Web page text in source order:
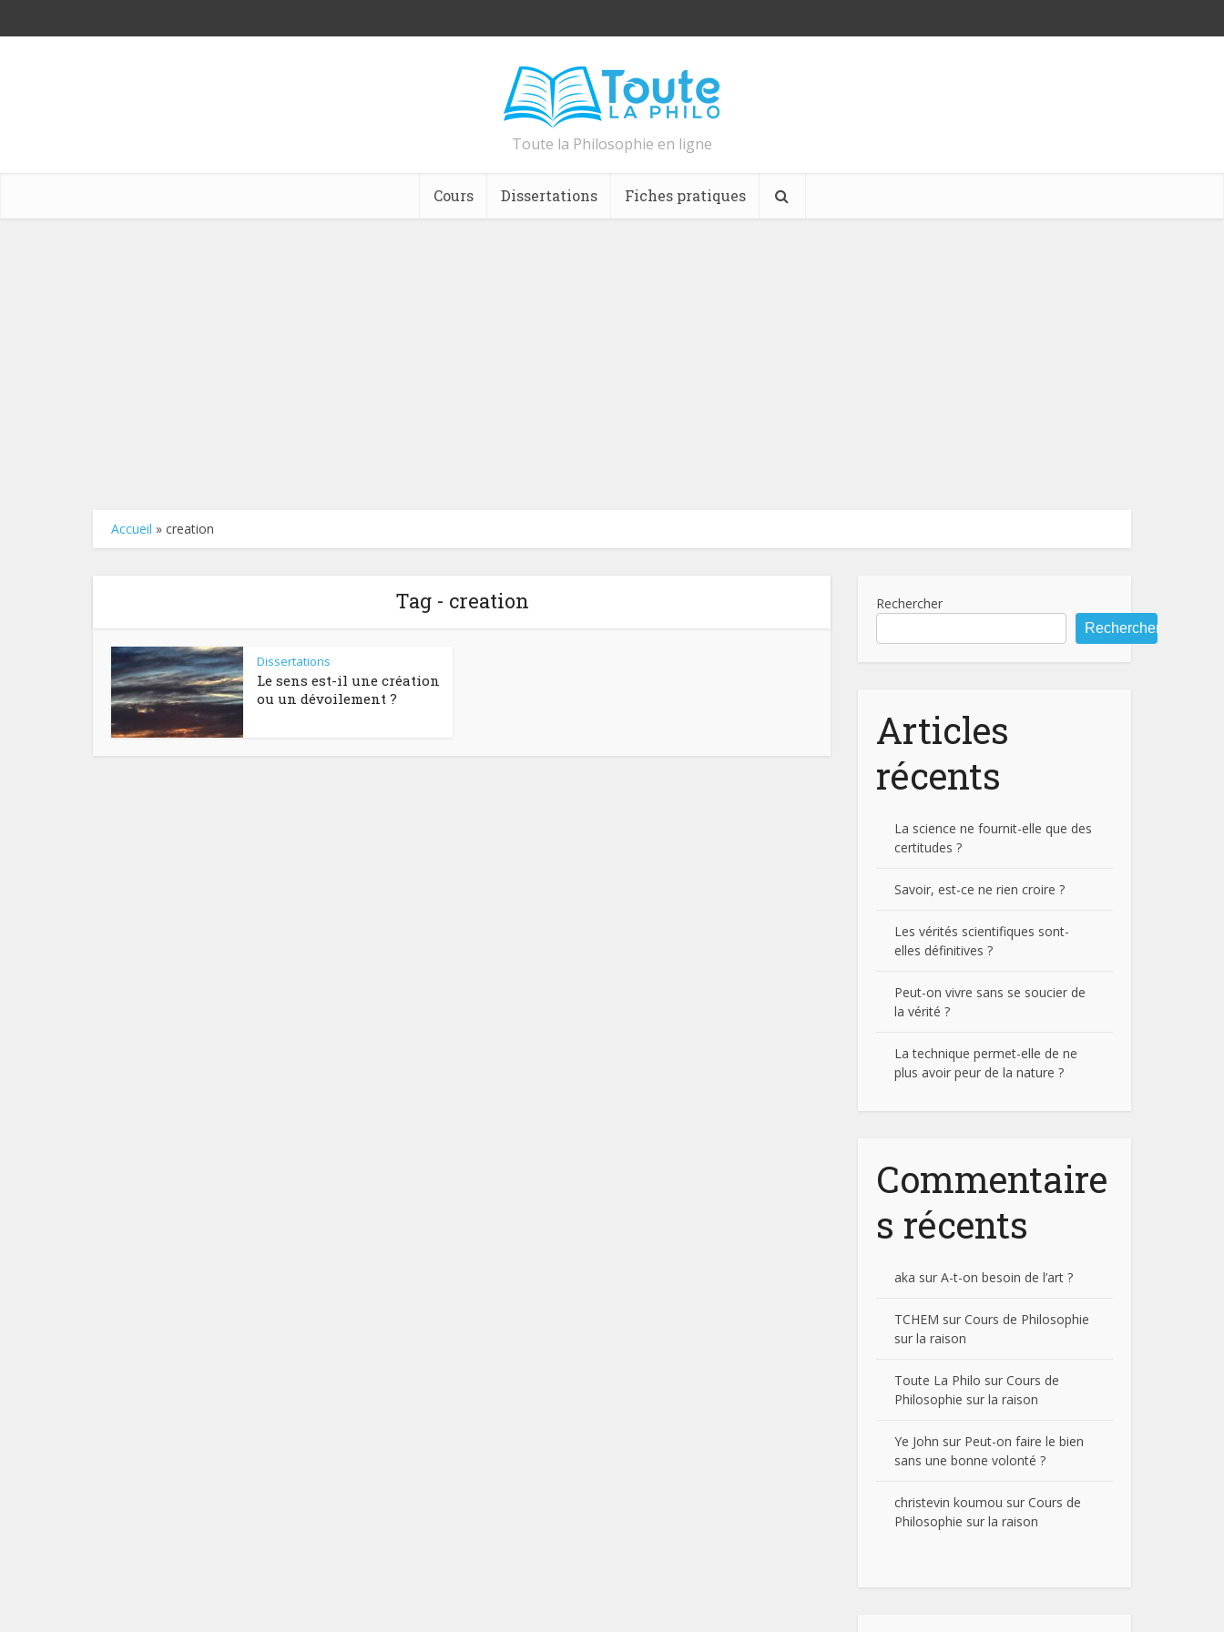
Toute la Philosophie en ligne
Cours Dissertations Fiches pratiques
Accueil » creation
Tag - creation
Dissertations
Le sens est-il une création
ou un dévoilement ?
Rechercher
Rechercher
Articles
récents
La science ne fournit-elle que des
certitudes ?
Savoir, est-ce ne rien croire ?
Les vérités scientifiques sont-
elles définitives ?
Peut-on vivre sans se soucier de
la vérité ?
La technique permet-elle de ne
plus avoir peur de la nature ?
Commentaire
s récents
aka sur A-t-on besoin de l’art ?
TCHEM sur Cours de Philosophie
sur la raison
Toute La Philo sur Cours de
Philosophie sur la raison
Ye John sur Peut-on faire le bien
sans une bonne volonté ?
christevin koumou sur Cours de
Philosophie sur la raison